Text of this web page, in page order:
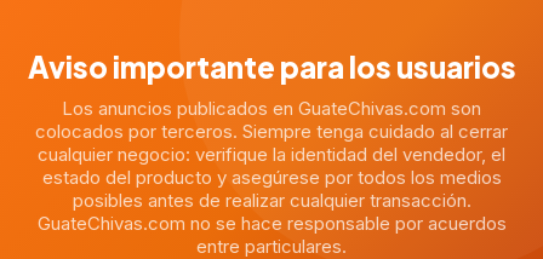
Aviso importante para los usuarios
Los anuncios publicados en GuateChivas.com son
colocados por terceros. Siempre tenga cuidado al cerrar
cualquier negocio: verifique la identidad del vendedor, el
estado del producto y asegúrese por todos los medios
posibles antes de realizar cualquier transacción.
GuateChivas.com no se hace responsable por acuerdos
entre particulares.